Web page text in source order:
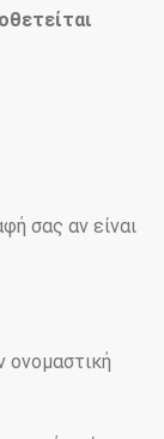
σας αν είναι
ονομαστική